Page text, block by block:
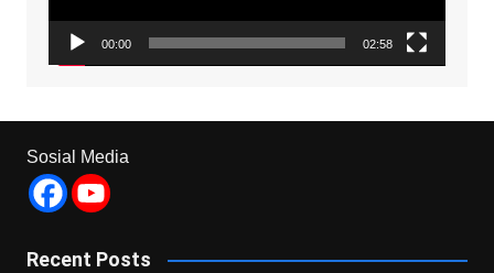
00:00 02:58
Sosial Media
Recent Posts